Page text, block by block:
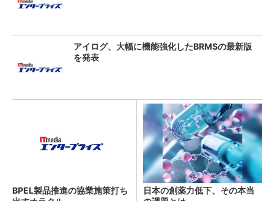
アイログ、大幅に機能強化したBRMSの最新版
を発表
BPEL製品推進の協業施策打ち
日本の創薬力低下、その本当